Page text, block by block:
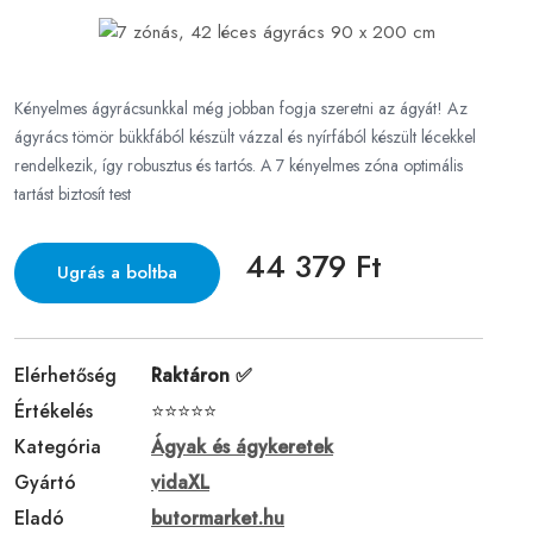
Kényelmes ágyrácsunkkal még jobban fogja szeretni az ágyát! Az
ágyrács tömör bükkfából készült vázzal és nyírfából készült lécekkel
rendelkezik, így robusztus és tartós. A 7 kényelmes zóna optimális
tartást biztosít test
Ugrás a boltba 44 379 Ft
Elérhetőség
Raktáron ✅
Értékelés
⭐⭐⭐⭐⭐
Kategória
Ágyak és ágykeretek
Gyártó
vidaXL
Eladó
butormarket.hu